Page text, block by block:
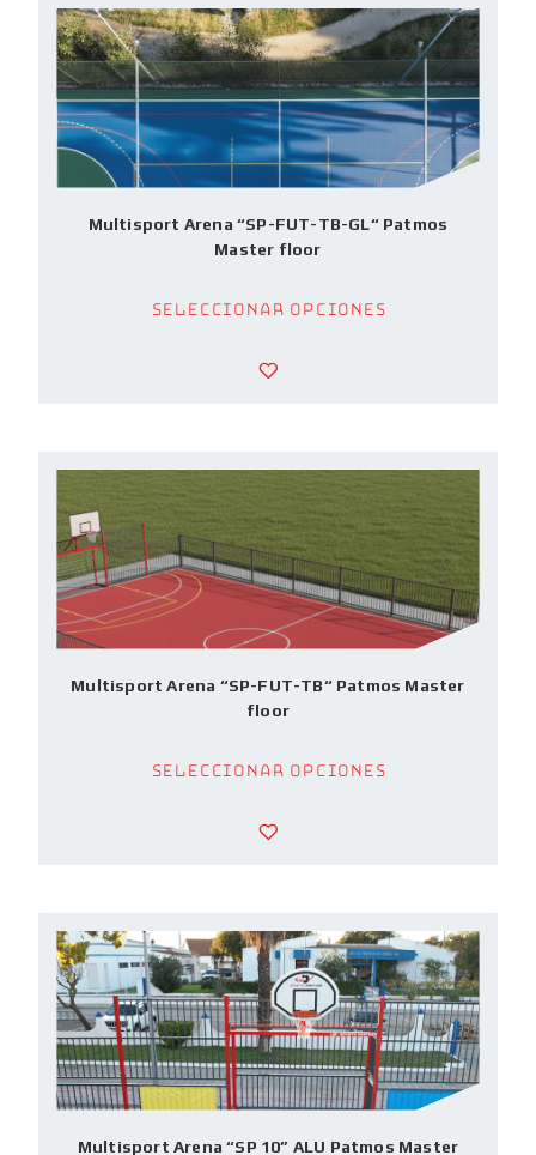
Multisport Arena “SP-FUT-TB-GL“ Patmos
Master floor
Seleccionar opciones
Multisport Arena “SP-FUT-TB“ Patmos Master
floor
Seleccionar opciones
Multisport Arena “SP 10” ALU Patmos Master